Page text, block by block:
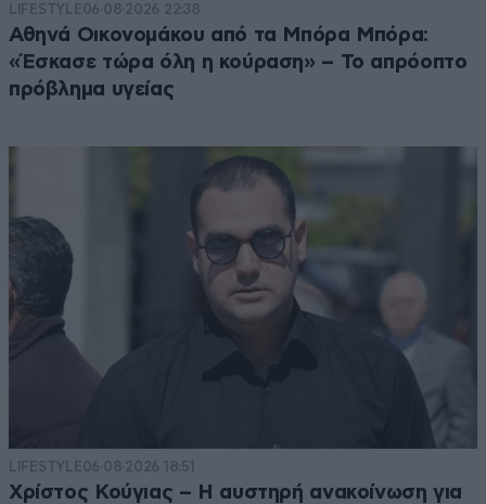
LIFESTYLE06·08·2026 22:38
Αθηνά Οικονομάκου από τα Μπόρα Μπόρα:
«Έσκασε τώρα όλη η κούραση» – Το απρόοπτο
πρόβλημα υγείας
LIFESTYLE06·08·2026 18:51
Χρίστος Κούγιας – Η αυστηρή ανακοίνωση για